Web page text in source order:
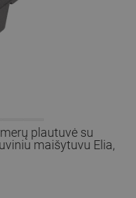
plautuvė su
maišytuvu Elia,